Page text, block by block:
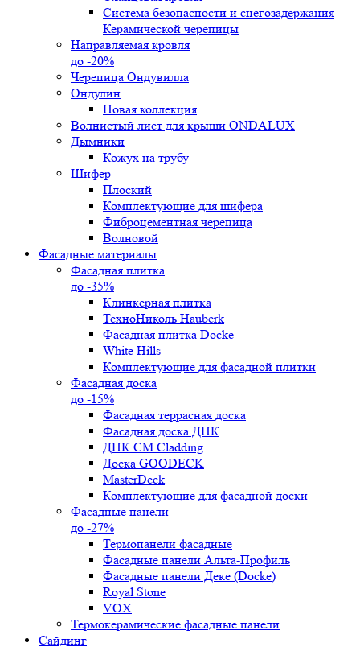
Система безопасности и снегозадержания
Керамической черепицы
Направляемая кровля
до -20%
Черепица Ондувилла
Ондулин
Новая коллекция
Волнистый лист для крыши ONDALUX
Дымники
Кожух на трубу
Шифер
Плоский
Комплектующие для шифера
Фиброцементная черепица
Волновой
Фасадные материалы
Фасадная плитка
до -35%
Клинкерная плитка
ТехноНиколь Hauberk
Фасадная плитка Docke
White Hills
Комплектующие для фасадной плитки
Фасадная доска
до -15%
Фасадная террасная доска
Фасадная доска ДПК
ДПК CM Cladding
Доска GOODECK
MasterDeck
Комплектующие для фасадной доски
Фасадные панели
до -27%
Термопанели фасадные
Фасадные панели Альта-Профиль
Фасадные панели Деке (Docke)
Royal Stone
VOX
Термокерамические фасадные панели
Сайдинг